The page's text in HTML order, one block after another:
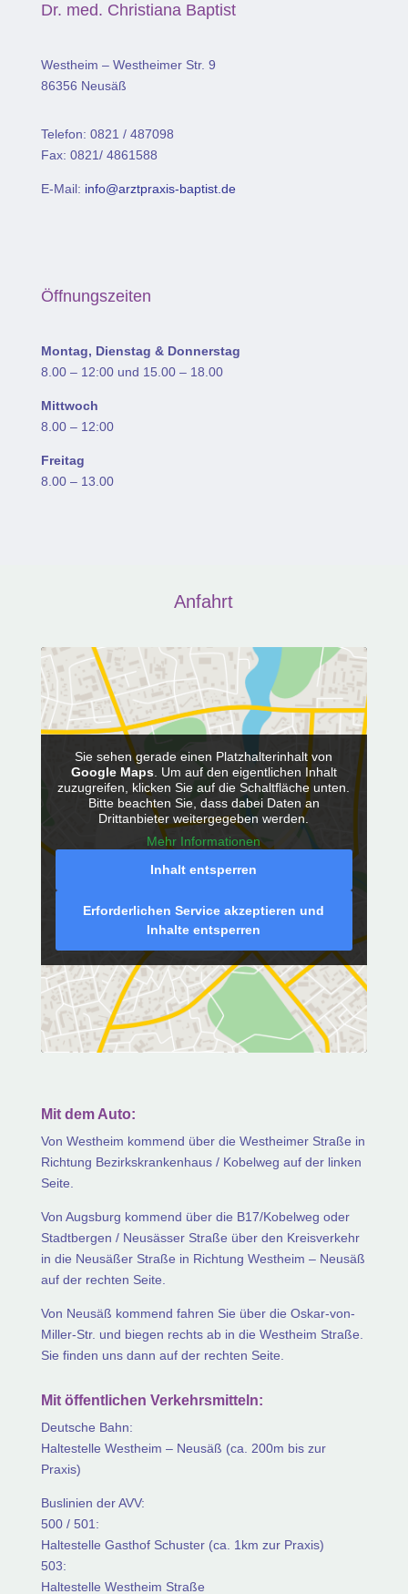
Dr. med. Christiana Baptist
Westheim – Westheimer Str. 9
86356 Neusäß
Telefon: 0821 / 487098
Fax: 0821/ 4861588
E-Mail: info@arztpraxis-baptist.de
Öffnungszeiten
Montag, Dienstag & Donnerstag
8.00 – 12:00 und 15.00 – 18.00
Mittwoch
8.00 – 12:00
Freitag
8.00 – 13.00
Anfahrt
Sie sehen gerade einen Platzhalterinhalt von
Google Maps . Um auf den eigentlichen Inhalt
zuzugreifen, klicken Sie auf die Schaltfläche unten.
Bitte beachten Sie, dass dabei Daten an
Drittanbieter weitergegeben werden.
Mehr Informationen
Inhalt entsperren
Erforderlichen Service akzeptieren und
Inhalte entsperren
Mit dem Auto:
Von Westheim kommend über die Westheimer Straße in
Richtung Bezirkskrankenhaus / Kobelweg auf der linken
Seite.
Von Augsburg kommend über die B17/Kobelweg oder
Stadtbergen / Neusässer Straße über den Kreisverkehr
in die Neusäßer Straße in Richtung Westheim – Neusäß
auf der rechten Seite.
Von Neusäß kommend fahren Sie über die Oskar-von-
Miller-Str. und biegen rechts ab in die Westheim Straße.
Sie finden uns dann auf der rechten Seite.
Mit öffentlichen Verkehrsmitteln:
Deutsche Bahn:
Haltestelle Westheim – Neusäß (ca. 200m bis zur
Praxis)
Buslinien der AVV:
500 / 501:
Haltestelle Gasthof Schuster (ca. 1km zur Praxis)
503:
Haltestelle Westheim Straße